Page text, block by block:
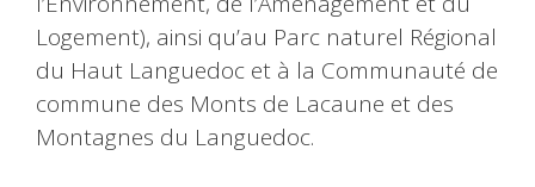
Logement), ainsi qu’au Parc naturel Régional
du Haut Languedoc et à la Communauté de
commune des Monts de Lacaune et des
Montagnes du Languedoc.